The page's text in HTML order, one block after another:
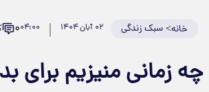
خانه>سبک زندگی ۰۴:۰۰۰ کد
زمانی منیزیم برای